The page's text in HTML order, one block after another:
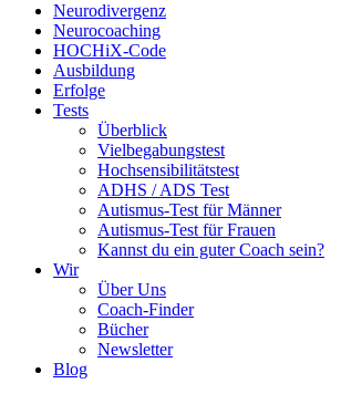
Neurodivergenz
Neurocoaching
HOCHiX-Code
Ausbildung
Erfolge
Tests
Überblick
Vielbegabungstest
Hochsensibilitätstest
ADHS / ADS Test
Autismus-Test für Männer
Autismus-Test für Frauen
Kannst du ein guter Coach sein?
Wir
Über Uns
Coach-Finder
Bücher
Newsletter
Blog